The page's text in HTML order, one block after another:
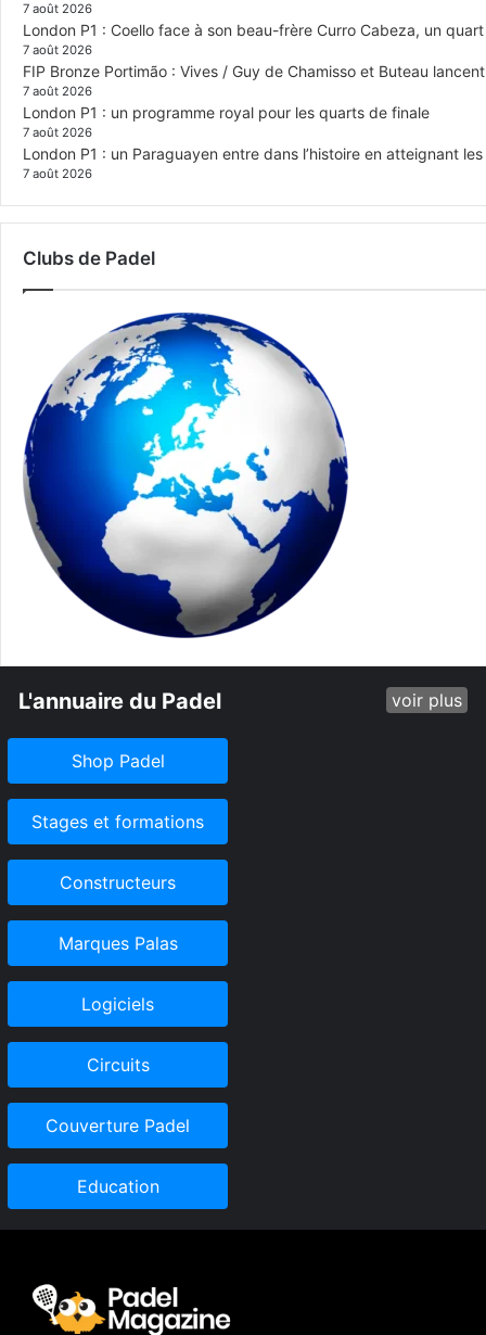
7 août 2026
London P1 : Coello face à son beau-frère Curro Cabeza, un
7 août 2026
FIP Bronze Portimão : Vives / Guy de Chamisso et Buteau
7 août 2026
London P1 : un programme royal pour les quarts de finale
7 août 2026
London P1 : un Paraguayen entre dans l’histoire en atteignant
7 août 2026
Clubs de Padel
L'annuaire du Padel voir plus
Shop Padel
Stages et formations
Constructeurs
Marques Palas
Logiciels
Circuits
Couverture Padel
Education